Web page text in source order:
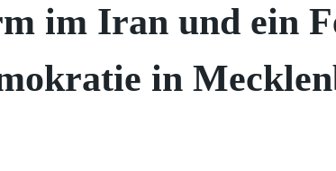
im Iran und ein
in